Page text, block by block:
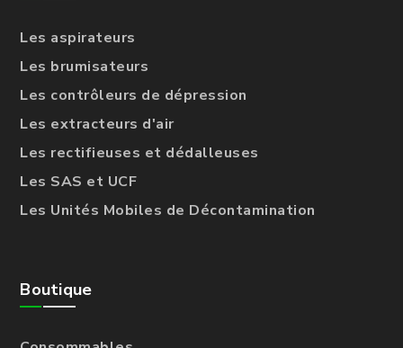
Les aspirateurs
Les brumisateurs
Les contrôleurs de dépression
Les extracteurs d'air
Les rectifieuses et dédalleuses
Les SAS et UCF
Les Unités Mobiles de Décontamination
Boutique